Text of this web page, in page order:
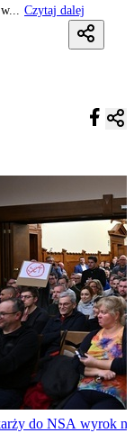
Czytaj dalej
do NSA wyrok